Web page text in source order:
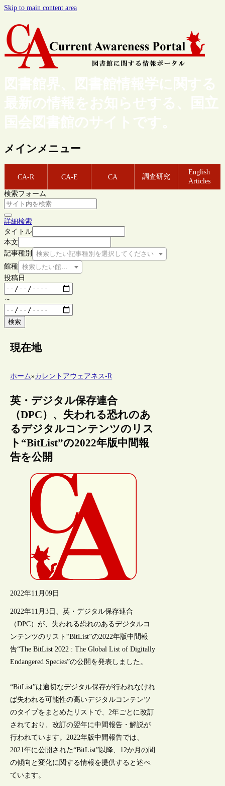
Skip to main content area
図書館界、図書館情報学に関する
最新の情報をお知らせする、国立
国会図書館のサイトです。
メインメニュー
CA-R CA-E CA 調査研究
English
Articles
検索フォーム
詳細検索
タイトル
本文
記事種別
検索したい記事種別を選択してください
館種 検索したい館種を選択してください
投稿日
～
検索
現在地
ホーム»カレントアウェアネス-R
英・デジタル保存連合
（DPC）、失われる恐れのあ
るデジタルコンテンツのリス
ト“BitList”の2022年版中間報
告を公開
2022年11月09日
2022年11月3日、英・デジタル保存連合
（DPC）が、失われる恐れのあるデジタルコ
ンテンツのリスト“BitList”の2022年版中間報
告“The BitList 2022 : The Global List of Digitally
Endangered Species”の公開を発表しました。
“BitList”は適切なデジタル保存が行われなけれ
ば失われる可能性の高いデジタルコンテンツ
のタイプをまとめたリストで、2年ごとに改訂
されており、改訂の翌年に中間報告・解説が
行われています。2022年版中間報告では、
2021年に公開された“BitList”以降、12か月の間
の傾向と変化に関する情報を提供すると述べ
ています。